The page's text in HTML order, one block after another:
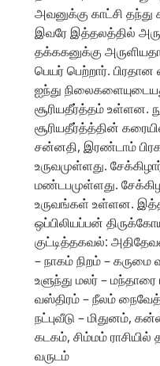
அவனுக்கு காட்சி
இவரே இத்தலத்தில்
தக்ககனுக்கு
பெயர் பெற்றார். பிரதான
ஐந்து
சூரியதீர்த்தம் உள்ளன.
சூரியதீர்த்த்தின்
சன்னதி, இரண்டாம்
உருவமுள்ளது.
மண்டபமுள்ளது.
உருவங்கள் உள்ளன.
ஒப்பிலியப்பன்
குட்டித்தகவல்:
– நாகம் நிறம் –
உளுந்து மலர் –
வஸ்திரம் – நீலம்
நட்புவீடு – மிதுனம்,
கடகம், சிம்மம்
வருடம்